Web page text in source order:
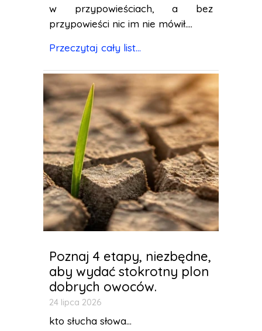
w przypowieściach, a bez
przypowieści nic im nie mówił....
Przeczytaj cały list...
Poznaj 4 etapy, niezbędne,
aby wydać stokrotny plon
dobrych owoców.
24 lipca 2026
kto słucha słowa...